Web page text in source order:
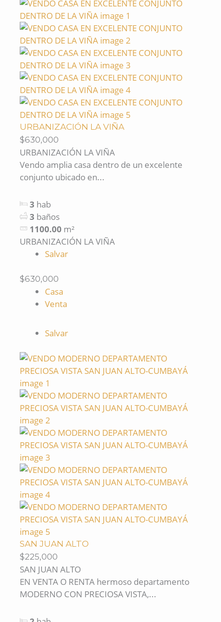
URBANIZACIÓN LA VIÑA
$630,000
URBANIZACIÓN LA VIÑA
Vendo amplia casa dentro de un excelente
conjunto ubicado en...
3 hab
3 baños
1100.00 m²
URBANIZACIÓN LA VIÑA
Salvar
$630,000
Casa
Venta
Salvar
SAN JUAN ALTO
$225,000
SAN JUAN ALTO
EN VENTA O RENTA hermoso departamento
MODERNO CON PRECIOSA VISTA,...